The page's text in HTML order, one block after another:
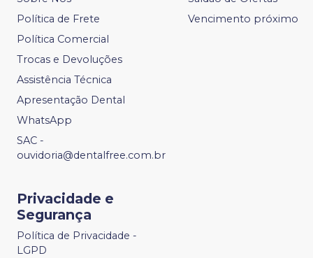
Política de Frete
Política Comercial
Trocas e Devoluções
Assistência Técnica
Apresentação Dental
WhatsApp
SAC -
ouvidoria@dentalfree.com.br
Vencimento próximo
Privacidade e
Segurança
Política de Privacidade -
LGPD